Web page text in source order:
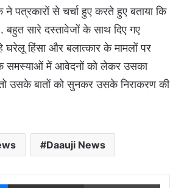
पत्रकारों से चर्चा हुए करते हुए बताया कि
सारे दस्तावेजों के साथ दिए गए
घरेलू हिंसा और बलात्कार के मामलों पर
समस्याओं में आवेदनों को लेकर उसका
उसके बातों को सुनकर उसके निराकरण की
Daauji News
Messenger Share via Email Print